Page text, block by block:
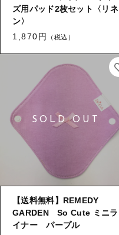
ズ用パッド2枚セット〈リネ
ン〉
1,870円
（税込）
【送料無料】REMEDY
GARDEN So Cute ミニラ
イナー パープル